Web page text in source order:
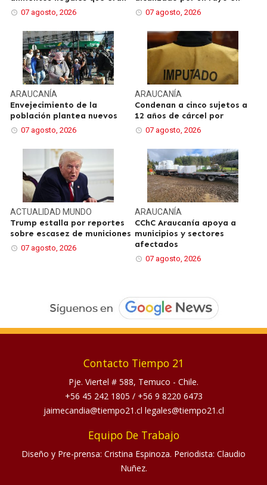
07 agosto, 2026 07 agosto, 2026
ARAUCANÍA
Envejecimiento de la
población plantea nuevos
07 agosto, 2026
ARAUCANÍA
Condenan a cinco sujetos a
12 años de cárcel por
07 agosto, 2026
ACTUALIDAD MUNDO
Trump estalla por reportes
sobre escasez de municiones
07 agosto, 2026
ARAUCANÍA
CChC Araucanía apoya a
municipios y sectores
afectados
07 agosto, 2026
Contacto Tiempo 21
Pje. Viertel # 588, Temuco - Chile.
+56 45 242 1805 / +56 9 8220 6473
jaimecandia@tiempo21.cl legales@tiempo21.cl
Equipo De Trabajo
Diseño y Pre-prensa: Cristina Espinoza. Periodista: Claudio
Nuñez.